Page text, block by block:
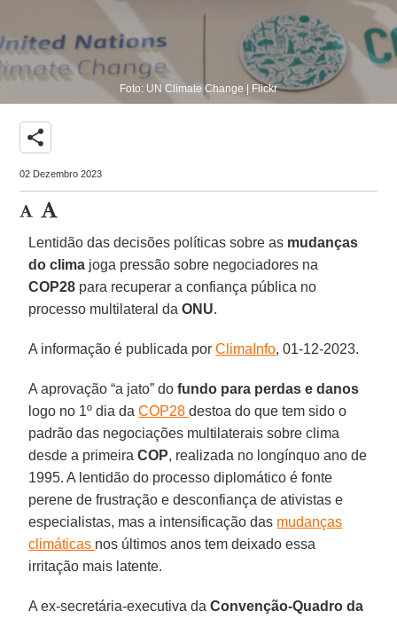
Foto: UN Climate Change | Flickr
share
02 Dezembro 2023
Lentidão das decisões políticas sobre as mudanças
do clima joga pressão sobre negociadores na
COP28 para recuperar a confiança pública no
processo multilateral daONU.
A informação é publicada porClimaInfo, 01-12-2023.
A aprovação “a jato” dofundo para perdas e danos
logo no 1º dia daCOP28destoa do que tem sido o
padrão das negociações multilaterais sobre clima
desde a primeiraCOP, realizada no longínquo ano de
1995. A lentidão do processo diplomático é fonte
perene de frustração e desconfiança de ativistas e
especialistas, mas a intensificação das mudanças
climáticas nos últimos anos tem deixado essa
irritação mais latente.
A ex-secretária-executiva daConvenção-Quadro da